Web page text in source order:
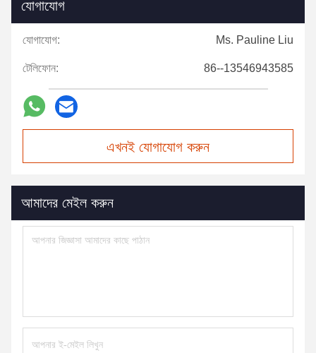
যোগাযোগ
যোগাযোগ: Ms. Pauline Liu
টেলিফোন: 86--13546943585
এখনই যোগাযোগ করুন
আমাদের মেইল করুন